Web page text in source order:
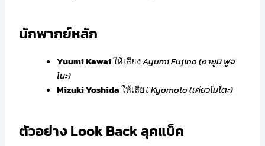
นักพากย์หลัก
Yuumi Kawaiให้เสียงAyumi Fujino (อายูมิ ฟูจิ
โนะ)
Mizuki Yoshidaให้เสียงKyomoto (เคียวโมโตะ)
ตัวอย่าง Look Back ลุคแบ็ค